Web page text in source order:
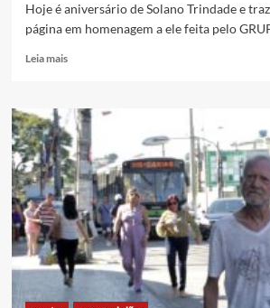
Hoje é aniversário de Solano Trindade e
página em homenagem a ele feita pelo
Leia maisRead
Homenagem
aos
cinquenta
anos
de
Solano
Trindade
pelo
Jornal
Tópico
(1958)